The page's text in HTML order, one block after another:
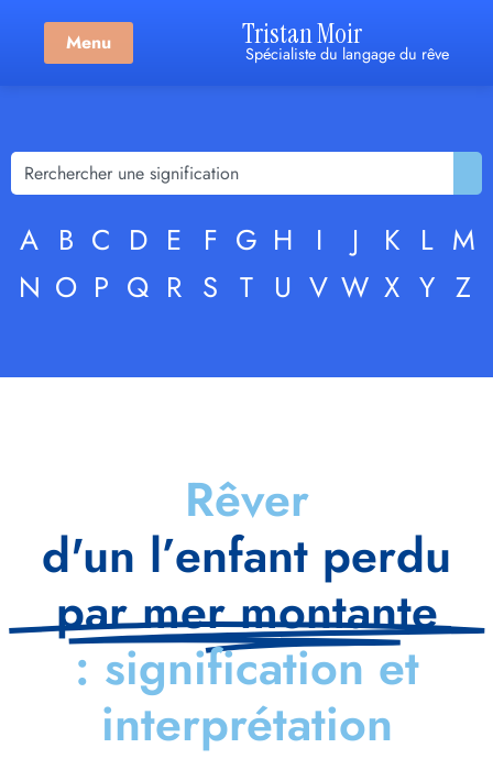
Menu Tristan Moir
Spécialiste du langage du rêve
A B C D E F G H I J K L M
N O P Q R S T U V W X Y Z
Rêver
d'un l’enfant perdu
par mer montante
: signification et
interprétation